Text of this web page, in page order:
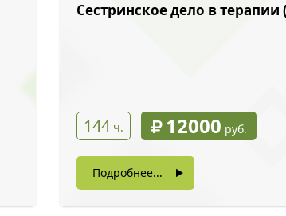
Сестринское дело в терапии
144 ч. 12000 руб.
Подробнее...